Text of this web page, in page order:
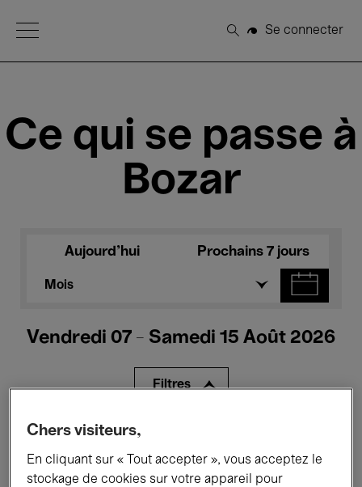
Open Menu
Rechercher
Se connecter
Ce qui se passe à
Bozar
Aujourd'hui Prochains 7 jours
Mois
Vendredi 07 - Samedi 15 Août 2026
Filtres
Tous les événements
Expositions Films Performances
Chers visiteurs,
En cliquant sur « Tout accepter », vous acceptez le
stockage de cookies sur votre appareil pour